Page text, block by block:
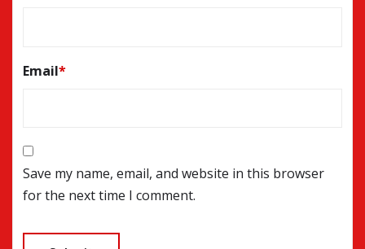
Email*
Save my name, email, and website in this browser
for the next time I comment.